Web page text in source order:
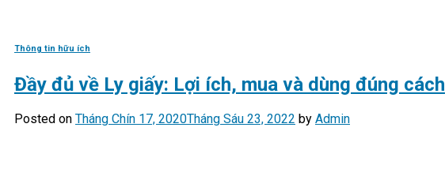
Thông tin hữu ích
Đầy đủ về Ly giấy: Lợi ích, mua và dùng đúng cách
Posted on Tháng Chín 17, 2020Tháng Sáu 23, 2022 by Admin